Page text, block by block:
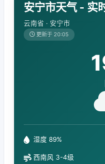
安宁市天气 - 实
云南省 · 安宁市
更新于 20:05
湿度 89%
西南风 3-4级